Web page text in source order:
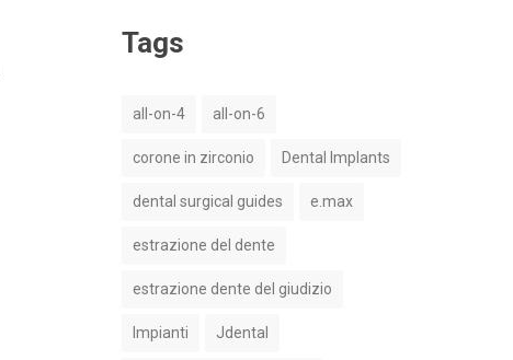
Tags
all-on-4 all-on-6
corone in zirconio Dental Implants
dental surgical guides e.max
estrazione del dente
estrazione dente del giudizio
Impianti Jdental